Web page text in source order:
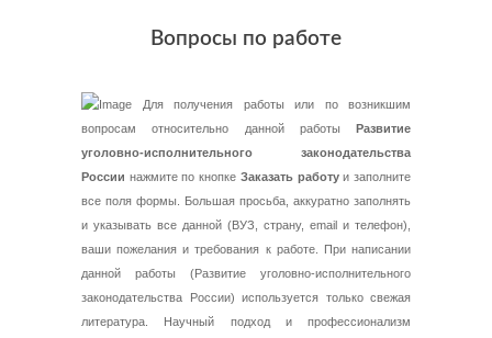
Вопросы по работе
Для получения работы или по возникшим
вопросам относительно данной работы Развитие
уголовно-исполнительного законодательства
России нажмите по кнопке Заказать работуи заполните
все поля формы. Большая просьба, аккуратно заполнять
и указывать все данной (ВУЗ, страну, email и телефон),
ваши пожелания и требования к работе. При написании
данной работы (Развитие уголовно-исполнительного
законодательства России) используется только свежая
литература. Научный подход и профессионализм